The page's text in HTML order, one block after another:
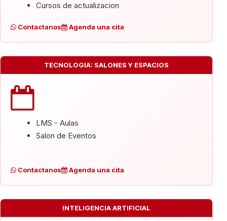
Cursos de actualizacion
Contactanos Agenda una cita
TECNOLOGIA: SALONES Y ESPACIOS
LMS - Aulas
Salon de Eventos
Contactanos Agenda una cita
INTELIGENCIA ARTIFICIAL